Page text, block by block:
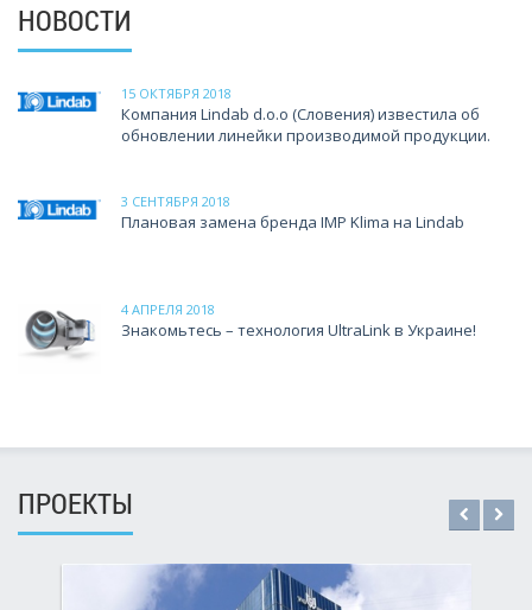
НОВОСТИ
15 ОКТЯБРЯ 2018
Компания Lindab d.o.o (Словения) известила об
обновлении линейки производимой продукции.
3 СЕНТЯБРЯ 2018
Плановая замена бренда IMP Klima на Lindab
4 АПРЕЛЯ 2018
Знакомьтесь – технология UltraLink в Украине!
ПРОЕКТЫ